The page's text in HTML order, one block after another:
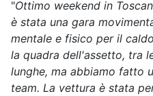
"Ottimo weekend in
è stata una gara
mentale e fisico per il
la quadra dell'assetto, tra
lunghe, ma abbiamo fatto
team. La vettura è stata